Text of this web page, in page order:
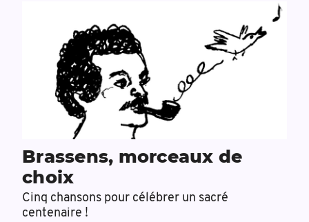
Brassens, morceaux de
choix
Cinq chansons pour célébrer un sacré
centenaire !